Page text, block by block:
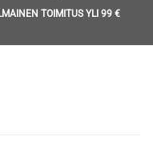
TOIMITUS YLI 99 €